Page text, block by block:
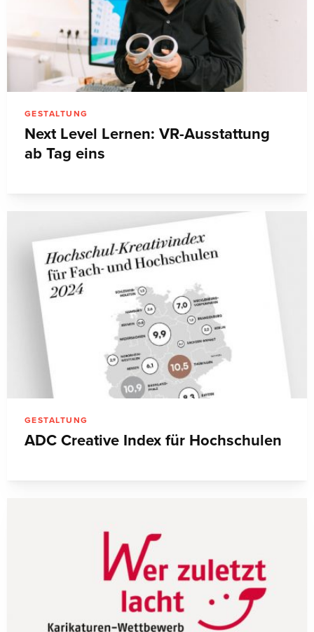
GESTALTUNG
Next Level Lernen: VR-Ausstattung
ab Tag eins
GESTALTUNG
ADC Creative Index für Hochschulen